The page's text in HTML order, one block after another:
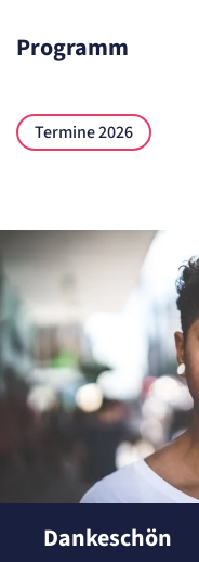
Programm
Termine 2026
Dankeschön